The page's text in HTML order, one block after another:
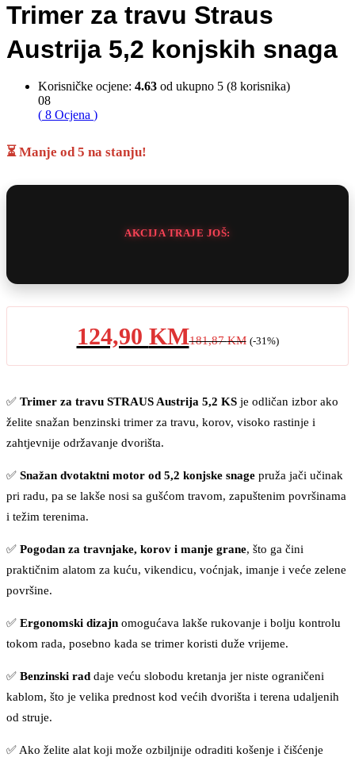
Trimer za travu Straus
Austrija 5,2 konjskih snaga
Korisničke ocjene: 4.63 od ukupno 5 (8 korisnika)
08
( 8 Ocjena )
⏳ Manje od 5 na stanju!
AKCIJA TRAJE JOŠ:
124,90 KM181,87KM (-31%)
✅ Trimer za travu STRAUS Austrija 5,2 KS je odličan izbor ako
želite snažan benzinski trimer za travu, korov, visoko rastinje i
zahtjevnije održavanje dvorišta.
✅ Snažan dvotaktni motor od 5,2 konjske snage pruža jači učinak
pri radu, pa se lakše nosi sa gušćom travom, zapuštenim površinama
i težim terenima.
✅ Pogodan za travnjake, korov i manje grane, što ga čini
praktičnim alatom za kuću, vikendicu, voćnjak, imanje i veće zelene
površine.
✅ Ergonomski dizajn omogućava lakše rukovanje i bolju kontrolu
tokom rada, posebno kada se trimer koristi duže vrijeme.
✅ Benzinski rad daje veću slobodu kretanja jer niste ograničeni
kablom, što je velika prednost kod većih dvorišta i terena udaljenih
od struje.
✅ Ako želite alat koji može ozbiljnije odraditi košenje i čišćenje